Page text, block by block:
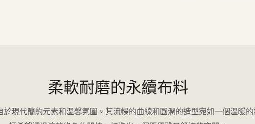
柔軟耐磨的永續布料
現代簡約元素和溫馨氛圍。其流暢的曲線和圓潤的造型宛如一個溫暖